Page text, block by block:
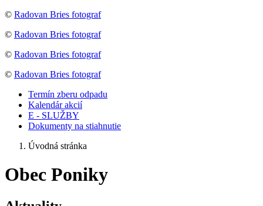
© Radovan Bries fotograf
© Radovan Bries fotograf
© Radovan Bries fotograf
© Radovan Bries fotograf
Termín zberu odpadu
Kalendár akcií
E - SLUŽBY
Dokumenty na stiahnutie
Úvodná stránka
Obec Poniky